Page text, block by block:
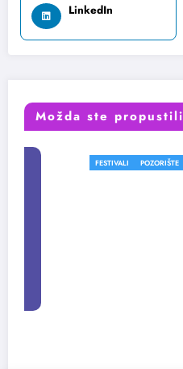
LinkedIn
Možda ste propustili
POZORIŠTE